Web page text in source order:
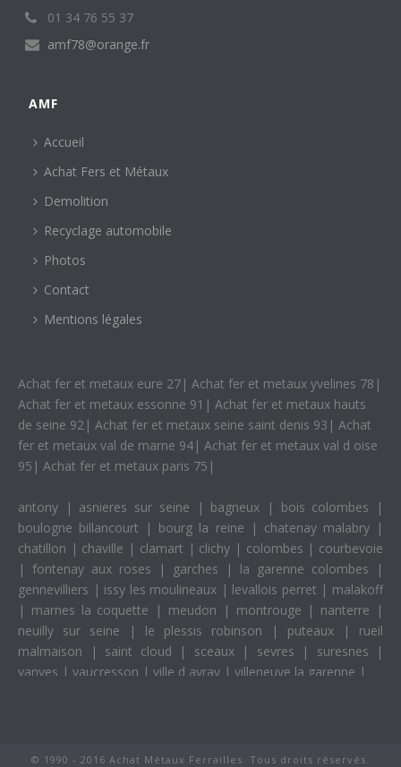
01 34 76 55 37
amf78@orange.fr
AMF
Accueil
Achat Fers et Métaux
Demolition
Recyclage automobile
Photos
Contact
Mentions légales
Achat fer et metaux eure 27 | Achat fer et metaux yvelines 78 |
Achat fer et metaux essonne 91 | Achat fer et metaux hauts
de seine 92 | Achat fer et metaux seine saint denis 93 | Achat
fer et metaux val de marne 94 | Achat fer et metaux val d oise
95 | Achat fer et metaux paris 75 |
antony | asnieres sur seine | bagneux | bois colombes
|
boulogne billancourt
| bourg la reine | chatenay malabry |
chatillon | chaville | clamart | clichy | colombes | courbevoie
| fontenay aux roses | garches | la garenne colombes
|
gennevilliers | issy les moulineaux | levallois perret | malakoff
| marnes la coquette | meudon | montrouge | nanterre
|
neuilly sur seine
| le plessis robinson | puteaux | rueil
malmaison
| saint cloud | sceaux | sevres | suresnes
|
vanves | vaucresson | ville d avray | villeneuve la garenne |
© 1990 - 2016 Achat Métaux Ferrailles. Tous droits réservés.